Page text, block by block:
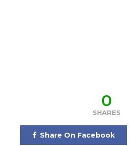
0
SHARES
Share On Facebook